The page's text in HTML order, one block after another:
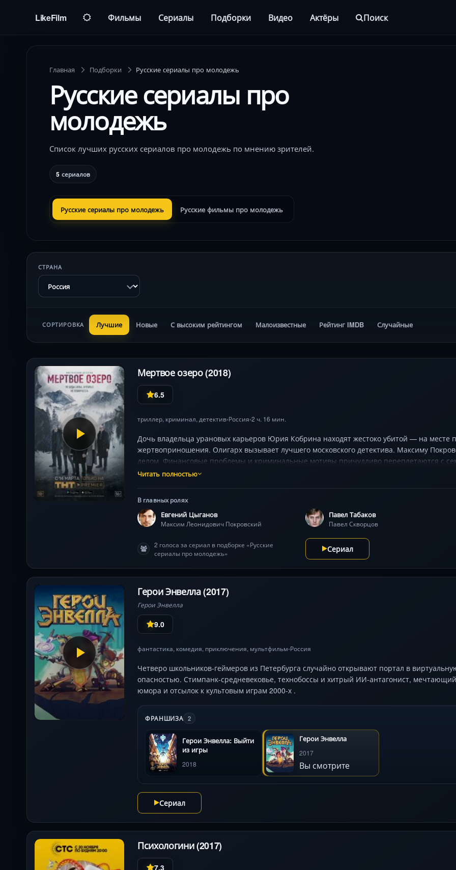
LikeFilm Фильмы Сериалы Подборки Видео Актёры Поиск
Главная Подборки Русские сериалы про молодежь
Русские сериалы про
молодежь
Список лучших русских сериалов про молодежь по мнению зрителей.
5 сериалов
Русские сериалы про молодежь Русские фильмы про молодежь
СТРАНА
СОРТИРОВКА Лучшие Новые С высоким рейтингом Малоизвестные Рейтинг IMDB Случайные
Мертвое озеро (2018)
6.5
триллер, криминал, детектив•Россия•2 ч. 16 мин.
Дочь владельца урановых карьеров Юрия Кобрина находят жестоко убитой — на месте
жертвоприношения. Олигарх вызывает лучшего московского детектива. Максиму
делом. Финансовые проблемы и криминальные мотивы причудливо переплетаются с
Читать полностью
В главных ролях
Евгений Цыганов
Максим Леонидович Покровский
Павел Табаков
Павел Скворцов
2 голоса за сериал в подборке «Русские
сериалы про молодежь»
Сериал
Герои Энвелла (2017)
Герои Энвелла
9.0
фантастика, комедия, приключения, мультфильм•Россия
Четверо школьников-геймеров из Петербурга случайно открывают портал в
опасностью. Стимпанк-средневековье, технобоссы и хитрый ИИ-антагонист,
юмора и отсылок к культовым играм 2000-х .
ФРАНШИЗА 2
Герои Энвелла: Выйти
из игры
2018
Герои Энвелла
2017
Вы смотрите
Сериал
Психологини (2017)
7.3